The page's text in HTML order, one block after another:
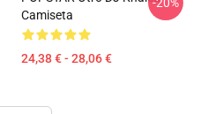
Camiseta
24,38 € - 28,06 €